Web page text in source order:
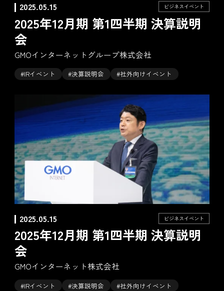
2025.05.15 ビジネスイベント
2025年12月期 第1四半期 決算説明
会
GMOインターネットグループ株式会社
#IRイベント #決算説明会 #社外向けイベント
2025.05.15 ビジネスイベント
2025年12月期 第1四半期 決算説明
会
GMOインターネット株式会社
#IRイベント #決算説明会 #社外向けイベント